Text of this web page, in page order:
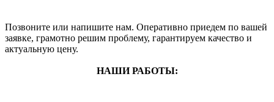
Позвоните или напишите нам. Оперативно приедем по вашей
заявке, грамотно решим проблему, гарантируем качество и
актуальную цену.
НАШИ РАБОТЫ: